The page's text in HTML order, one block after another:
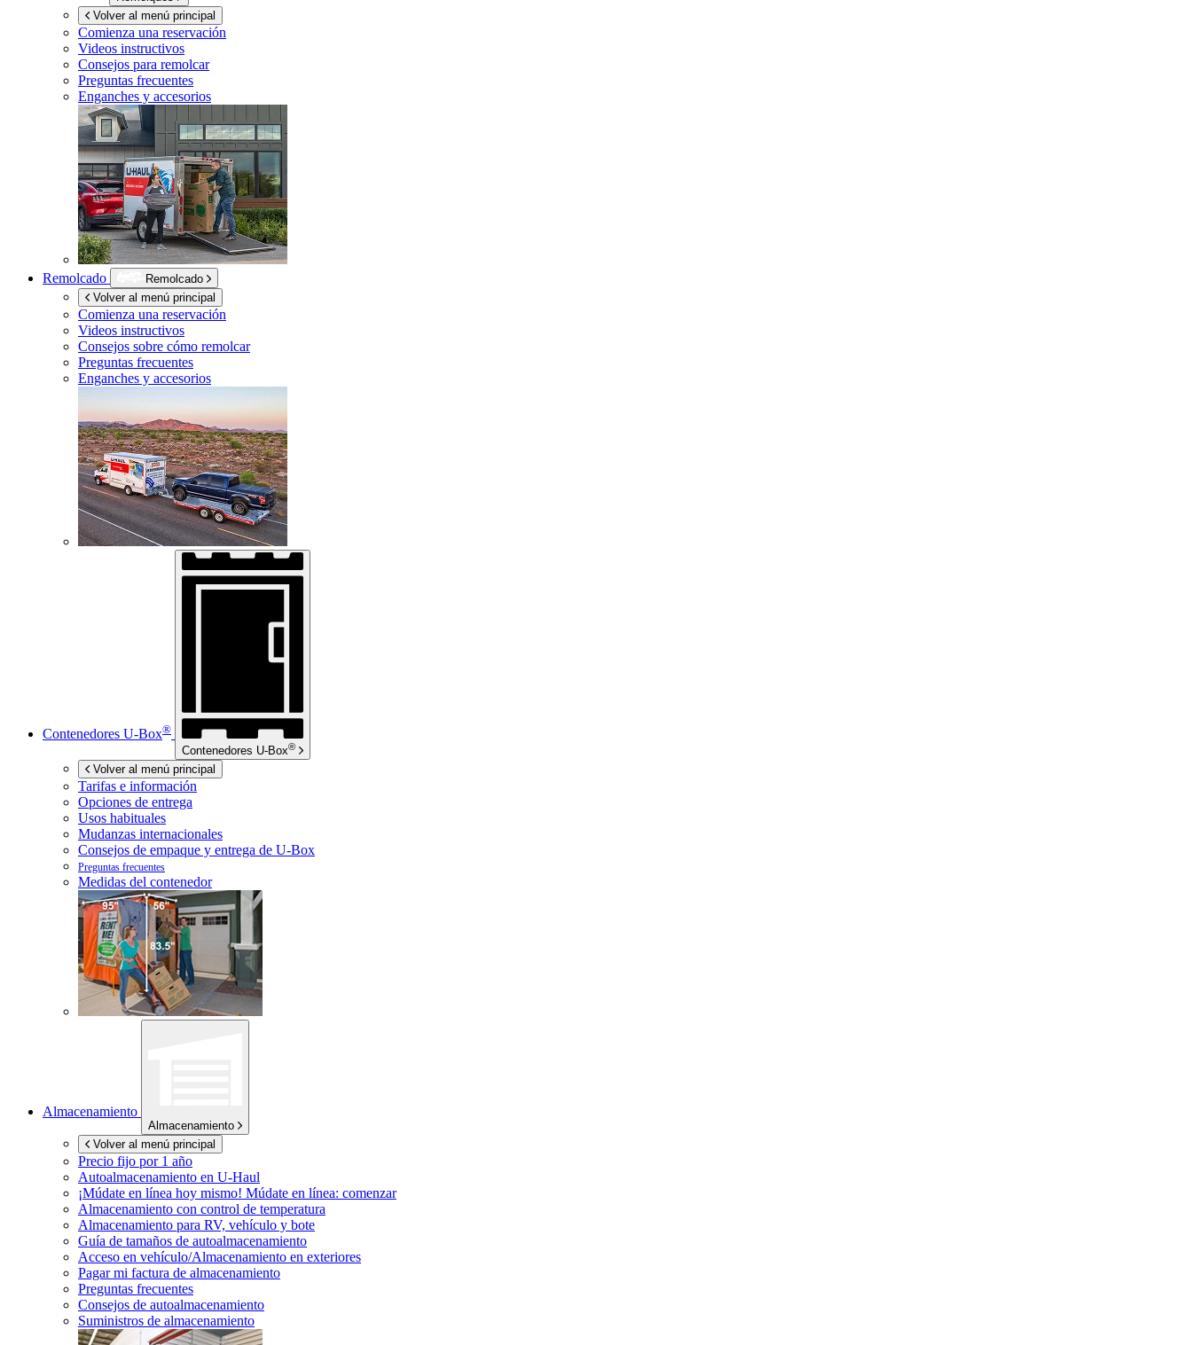
Volver al menú principal
Comienza una reservación
Videos instructivos
Consejos para remolcar
Preguntas frecuentes
Enganches y accesorios
Remolcado
Remolcado
Volver al menú principal
Comienza una reservación
Videos instructivos
Consejos sobre cómo remolcar
Preguntas frecuentes
Enganches y accesorios
Contenedores U-Box®
Contenedores U-Box®
Volver al menú principal
Tarifas e información
Opciones de entrega
Usos habituales
Mudanzas internacionales
Consejos de empaque y entrega de U-Box
Preguntas frecuentes
Medidas del contenedor
Almacenamiento
Almacenamiento
Volver al menú principal
Precio fijo por 1 año
Autoalmacenamiento en U-Haul
¡Múdate en línea hoy mismo! Múdate en línea: comenzar
Almacenamiento con control de temperatura
Almacenamiento para RV, vehículo y bote
Guía de tamaños de autoalmacenamiento
Acceso en vehículo/Almacenamiento en exteriores
Pagar mi factura de almacenamiento
Preguntas frecuentes
Consejos de autoalmacenamiento
Suministros de almacenamiento